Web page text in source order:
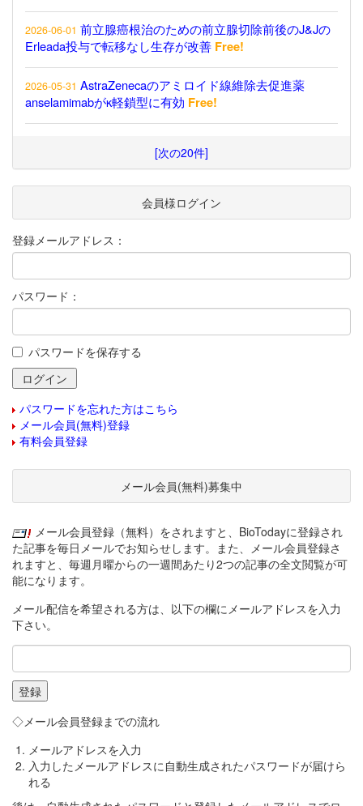
2026-06-01 前立腺癌根治のための前立腺切除前後のJ&Jの
Erleada投与で転移なし生存が改善 Free!
2026-05-31 AstraZenecaのアミロイド線維除去促進薬
anselamimabがκ軽鎖型に有効 Free!
[次の20件]
会員様ログイン
登録メールアドレス：
パスワード：
パスワードを保存する
パスワードを忘れた方はこちら
メール会員(無料)登録
有料会員登録
メール会員(無料)募集中
メール会員登録（無料）をされますと、BioTodayに登録され
た記事を毎日メールでお知らせします。また、メール会員登録さ
れますと、毎週月曜からの一週間あたり2つの記事の全文閲覧が可
能になります。
メール配信を希望される方は、以下の欄にメールアドレスを入力
下さい。
◇メール会員登録までの流れ
メールアドレスを入力
入力したメールアドレスに自動生成されたパスワードが届けら
れる